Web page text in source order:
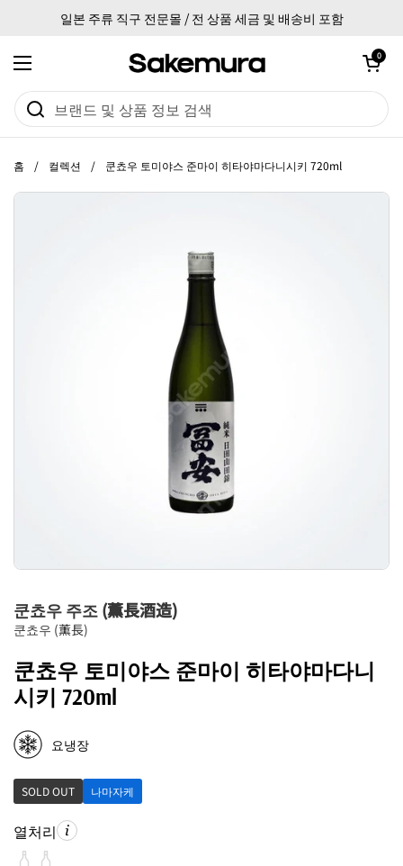
일본 주류 직구 전문몰 / 전 상품 세금 및 배송비 포함
메뉴 열기
카트 열기
0
홈 / 컬렉션 / 쿤쵸우 토미야스 준마이 히타야마다니시키 720ml
쿤쵸우 주조 (薫長酒造)
쿤쵸우 (薫長)
쿤쵸우 토미야스 준마이 히타야마다니
시키 720ml
요냉장
SOLD OUT 나마자케
열처리